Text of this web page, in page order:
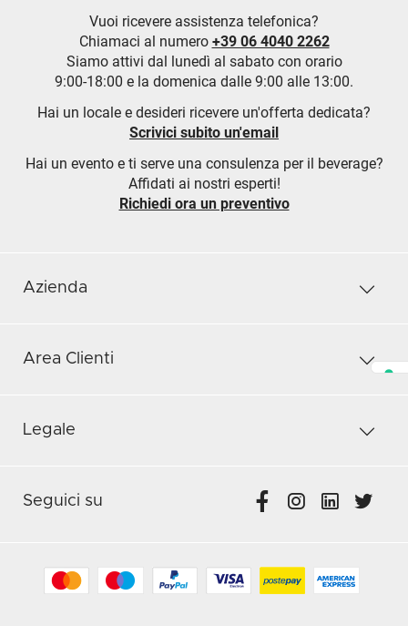
Vuoi ricevere assistenza telefonica?
Chiamaci al numero +39 06 4040 2262
Siamo attivi dal lunedì al sabato con orario
9:00-18:00 e la domenica dalle 9:00 alle 13:00.
Hai un locale e desideri ricevere un'offerta dedicata?
Scrivici subito un'email
Hai un evento e ti serve una consulenza per il beverage?
Affidati ai nostri esperti!
Richiedi ora un preventivo
Azienda
Area Clienti
Legale
Seguici su